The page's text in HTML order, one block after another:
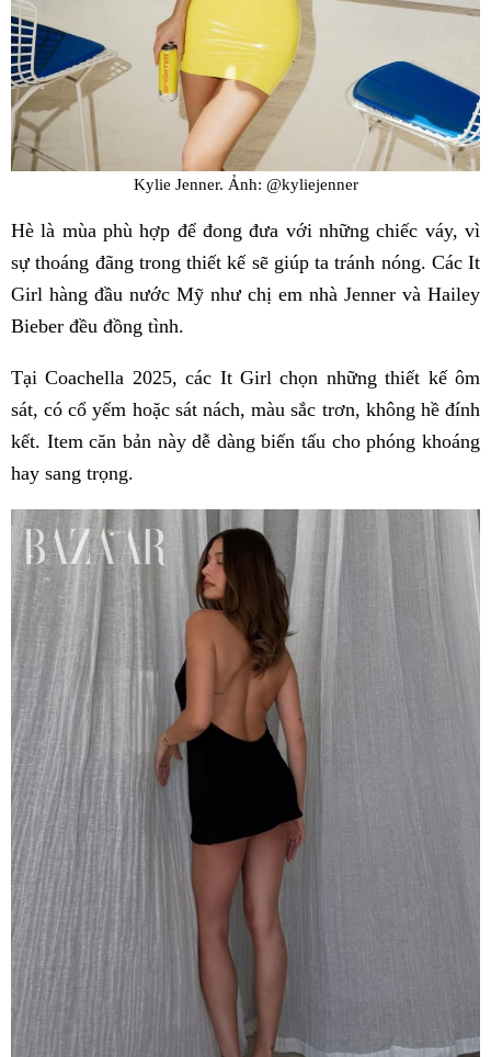
Kylie Jenner. Ảnh: @kyliejenner
Hè là mùa phù hợp để đong đưa với những chiếc váy, vì
sự thoáng đãng trong thiết kế sẽ giúp ta tránh nóng. Các It
Girl hàng đầu nước Mỹ như chị em nhà Jenner và Hailey
Bieber đều đồng tình.
Tại Coachella 2025, các It Girl chọn những thiết kế ôm
sát, có cổ yếm hoặc sát nách, màu sắc trơn, không hề đính
kết. Item căn bản này dễ dàng biến tấu cho phóng khoáng
hay sang trọng.